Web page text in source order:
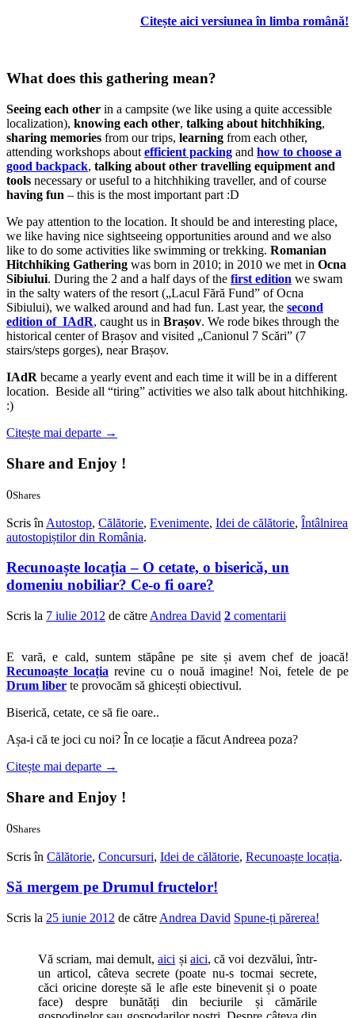
Citește aici versiunea în limba română!
What does this gathering mean?
Seeing each other in a campsite (we like using a quite accessible
localization), knowing each other, talking about hitchhiking,
sharing memories from our trips, learning from each other,
attending workshops about efficient packing and how to choose a
good backpack, talking about other travelling equipment and
tools necessary or useful to a hitchhiking traveller, and of course
having fun – this is the most important part :D
We pay attention to the location. It should be and interesting place,
we like having nice sightseeing opportunities around and we also
like to do some activities like swimming or trekking. Romanian
Hitchhiking Gathering was born in 2010; in 2010 we met in Ocna
Sibiului. During the 2 and a half days of the first edition we swam
in the salty waters of the resort („Lacul Fără Fund” of Ocna
Sibiului), we walked around and had fun. Last year, the second
edition of IAdR, caught us in Brașov. We rode bikes through the
historical center of Brașov and visited „Canionul 7 Scări” (7
stairs/steps gorges), near Brașov.
IAdR became a yearly event and each time it will be in a different
location. Beside all “tiring” activities we also talk about hitchhiking.
:)
Citește mai departe →
Share and Enjoy !
0Shares
Scris în Autostop, Călătorie, Evenimente, Idei de călătorie, Întâlnirea
autostopiștilor din România.
Recunoaște locația – O cetate, o biserică, un
domeniu nobiliar? Ce-o fi oare?
Scris la 7 iulie 2012 de către Andrea David 2 comentarii
E vară, e cald, suntem stăpâne pe site și avem chef de joacă!
Recunoaște locația revine cu o nouă imagine! Noi, fetele de pe
Drum liber te provocăm să ghicești obiectivul.
Biserică, cetate, ce să fie oare..
Așa-i că te joci cu noi? În ce locație a făcut Andreea poza?
Citește mai departe →
Share and Enjoy !
0Shares
Scris în Călătorie, Concursuri, Idei de călătorie, Recunoaște locația.
Să mergem pe Drumul fructelor!
Scris la 25 iunie 2012 de către Andrea David Spune-ți părerea!
Vă scriam, mai demult,aici și aici, că voi dezvălui, într-
un articol, câteva secrete (poate nu-s tocmai secrete,
căci oricine dorește să le afle este binevenit și o poate
face) despre bunătăți din beciurile și cămările